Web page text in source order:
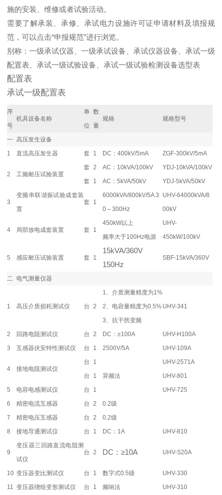
施的安装、维修或者试验活动。
需要了解承装、承修、承试电力设施许可证申请材料及填报规
范，可以点击“申报规范”进行浏览。
别称：一级承试仪器、一级承试设备、承试仪器设备、承试一级
配置表、承试一级试验设备、承试一级试验检测设备选型表
配置表
承试一级配置表
序
号
机具设备名称
单
位
数
量
规格 规格型号
一 高压发生设备
1
直流高压发生器 套 1 DC：400kV/5mA ZGF-300kV/5mA
2 工频耐压试验装置
套 2 AC：10kVA/100kV
YDJ-10kVA/100kV
套
1 AC：5kVA/50kV YDJ-5kVA/50kV
3
变频串联谐振试验成套装
置
套 1
6000kVA/800kV/5A 3
0～300Hz
UHV-64000kVA/8
00kV
4 局部放电成套装置 套 1
450kW以上
频率大于100Hz电源
UHV-
450kW/100kV
5 感应耐压试验装置 套 1
15kVA/360V
150Hz
SBF-15kVA/360V
二 电气测量仪器
1 高压介质损耗测试仪 台 2
1、介质测量精度为1%
2、电容量精度为0.5%
3、抗干扰变频
UHV-341
2 回路电阻测试仪 台 2 DC：≥100A
UHV-H100A
3
互感器伏安特性测试仪 台 1 2500V/5A UHV-109A
4 接地电阻测试仪
台 1
UHV-2571A
台
1 异频法
UHV-801
5
电容电感测试仪 台 1
UHV-725
6
精密电流互感器 台 2
0.2级
7
精密电压互感器 台 2
0.2级
8
接地导通测试仪 台 1 DC：1A UHV-810
9
变压器三回路直流电阻测
试仪
台 2 DC：≥10A UHV-S20A
10 变压器变比测试仪 台 1 数字式0.5级
UHV-330
11
变压器绕组变形测试仪 台 1 频响法 UHV-310